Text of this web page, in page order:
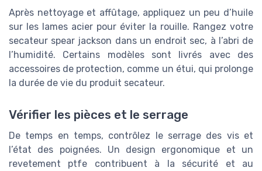
Après nettoyage et affûtage, appliquez un peu d’huile
sur les lames acier pour éviter la rouille. Rangez votre
secateur spear jackson dans un endroit sec, à l’abri de
l’humidité. Certains modèles sont livrés avec des
accessoires de protection, comme un étui, qui prolonge
la durée de vie du produit secateur.
Vérifier les pièces et le serrage
De temps en temps, contrôlez le serrage des vis et
l’état des poignées. Un design ergonomique et un
revetement ptfe contribuent à la sécurité et au